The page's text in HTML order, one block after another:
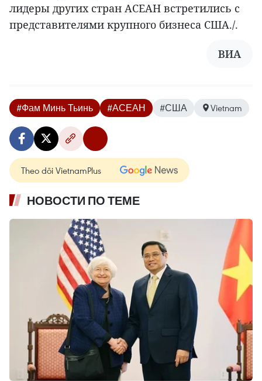
лидеры других стран АСЕАН встретились с
представителями крупного бизнеса США./.
ВИА
#Фам Минь Тьинь #АСЕАН #США Vietnam
Theo dõi VietnamPlus
НОВОСТИ ПО ТЕМЕ